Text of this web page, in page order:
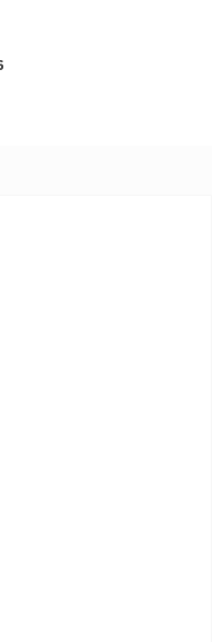
z 5 hvězdiček.
z 5 hvězdiček.
z 5 hvězdiček.